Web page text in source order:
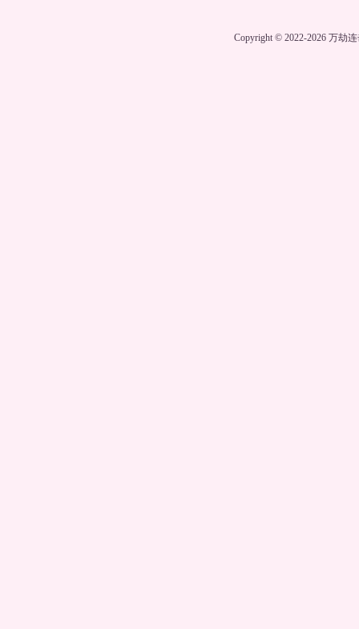
Copyright © 2022-2026 万劫